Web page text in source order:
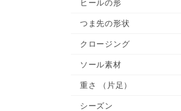
ヒールの形
つま先の形状
クロージング
ソール素材
重さ （片足）
シーズン